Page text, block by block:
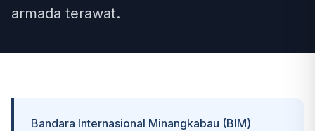
armada terawat.
Bandara Internasional Minangkabau (BIM)